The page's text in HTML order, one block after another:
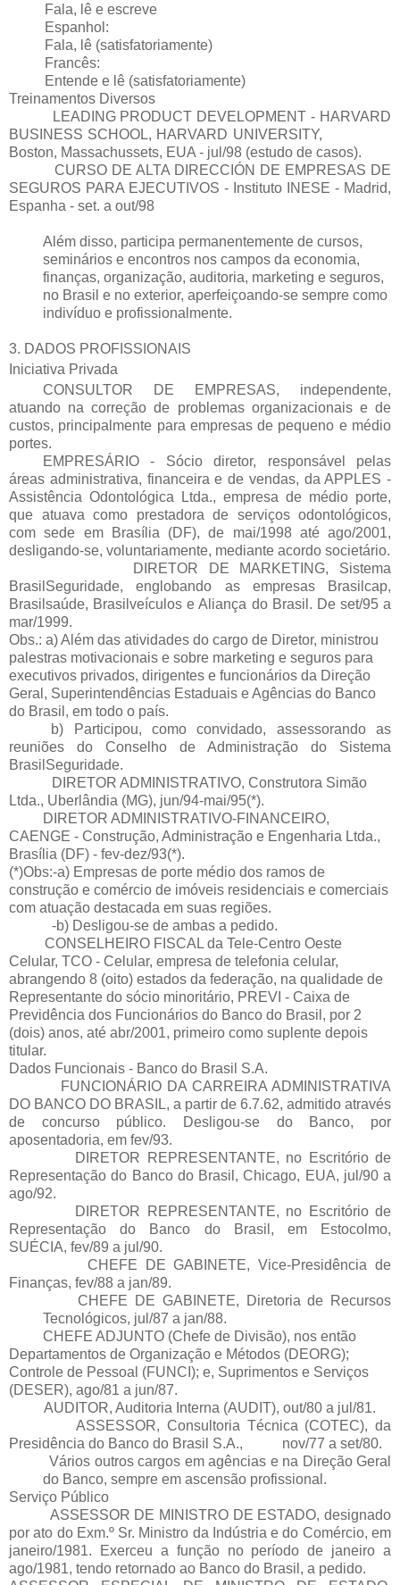
Fala, lê e escreve
Espanhol:
Fala, lê (satisfatoriamente)
Francês:
Entende e lê (satisfatoriamente)
Treinamentos Diversos
LEADING PRODUCT DEVELOPMENT - HARVARD
BUSINESS SCHOOL, HARVARD UNIVERSITY,
Boston, Massachussets, EUA - jul/98 (estudo de casos).
CURSO DE ALTA DIRECCIÓN DE EMPRESAS DE
SEGUROS PARA EJECUTIVOS - Instituto INESE - Madrid,
Espanha - set. a out/98
Além disso, participa permanentemente de cursos,
seminários e encontros nos campos da economia,
finanças, organização, auditoria, marketing e seguros,
no Brasil e no exterior, aperfeiçoando-se sempre como
indivíduo e profissionalmente.
3. DADOS PROFISSIONAIS
Iniciativa Privada
CONSULTOR DE EMPRESAS, independente,
atuando na correção de problemas organizacionais e de
custos, principalmente para empresas de pequeno e médio
portes.
EMPRESÁRIO - Sócio diretor, responsável pelas
áreas administrativa, financeira e de vendas, da APPLES -
Assistência Odontológica Ltda., empresa de médio porte,
que atuava como prestadora de serviços odontológicos,
com sede em Brasília (DF), de mai/1998 até ago/2001,
desligando-se, voluntariamente, mediante acordo societário.
DIRETOR DE MARKETING, Sistema
BrasilSeguridade, englobando as empresas Brasilcap,
Brasilsaúde, Brasilveículos e Aliança do Brasil. De set/95 a
mar/1999.
Obs.: a) Além das atividades do cargo de Diretor, ministrou
palestras motivacionais e sobre marketing e seguros para
executivos privados, dirigentes e funcionários da Direção
Geral, Superintendências Estaduais e Agências do Banco
do Brasil, em todo o país.
b) Participou, como convidado, assessorando as
reuniões do Conselho de Administração do Sistema
BrasilSeguridade.
DIRETOR ADMINISTRATIVO, Construtora Simão
Ltda., Uberlândia (MG), jun/94-mai/95(*).
DIRETOR ADMINISTRATIVO-FINANCEIRO,
CAENGE - Construção, Administração e Engenharia Ltda.,
Brasília (DF) - fev-dez/93(*).
(*)Obs:-a) Empresas de porte médio dos ramos de
construção e comércio de imóveis residenciais e comerciais
com atuação destacada em suas regiões.
-b) Desligou-se de ambas a pedido.
CONSELHEIRO FISCAL da Tele-Centro Oeste
Celular, TCO - Celular, empresa de telefonia celular,
abrangendo 8 (oito) estados da federação, na qualidade de
Representante do sócio minoritário, PREVI - Caixa de
Previdência dos Funcionários do Banco do Brasil, por 2
(dois) anos, até abr/2001, primeiro como suplente depois
titular.
Dados Funcionais - Banco do Brasil S.A.
FUNCIONÁRIO DA CARREIRA ADMINISTRATIVA
DO BANCO DO BRASIL, a partir de 6.7.62, admitido através
de concurso público. Desligou-se do Banco, por
aposentadoria, em fev/93.
DIRETOR REPRESENTANTE, no Escritório de
Representação do Banco do Brasil, Chicago, EUA, jul/90 a
ago/92.
DIRETOR REPRESENTANTE, no Escritório de
Representação do Banco do Brasil, em Estocolmo,
SUÉCIA, fev/89 a jul/90.
CHEFE DE GABINETE, Vice-Presidência de
Finanças, fev/88 a jan/89.
CHEFE DE GABINETE, Diretoria de Recursos
Tecnológicos, jul/87 a jan/88.
CHEFE ADJUNTO (Chefe de Divisão), nos então
Departamentos de Organização e Métodos (DEORG);
Controle de Pessoal (FUNCI); e, Suprimentos e Serviços
(DESER), ago/81 a jun/87.
AUDITOR, Auditoria Interna (AUDIT), out/80 a jul/81.
ASSESSOR, Consultoria Técnica (COTEC), da
Presidência do Banco do Brasil S.A., nov/77 a set/80.
Vários outros cargos em agências e na Direção Geral
do Banco, sempre em ascensão profissional.
Serviço Público
ASSESSOR DE MINISTRO DE ESTADO, designado
por ato do Exm.º Sr. Ministro da Indústria e do Comércio, em
janeiro/1981. Exerceu a função no período de janeiro a
ago/1981, tendo retornado ao Banco do Brasil, a pedido.